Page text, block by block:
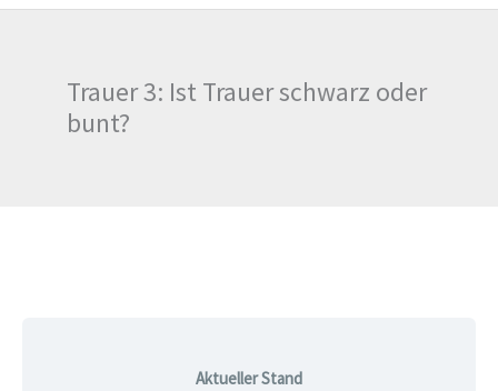
Trauer 3: Ist Trauer schwarz oder
bunt?
Aktueller Stand